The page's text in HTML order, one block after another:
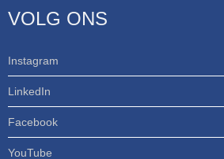
VOLG ONS
Instagram
LinkedIn
Facebook
YouTube